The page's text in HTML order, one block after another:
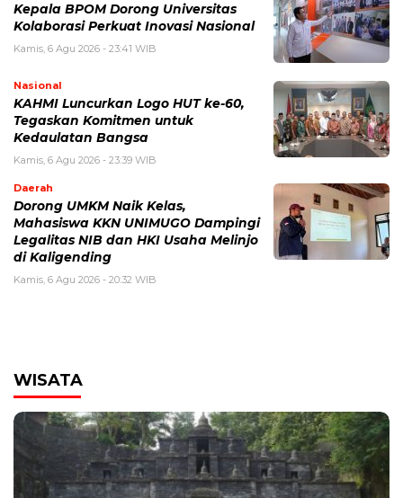
Kepala BPOM Dorong Universitas
Kolaborasi Perkuat Inovasi Nasional
Kamis, 6 Agu 2026 - 23:41 WIB
Nasional
KAHMI Luncurkan Logo HUT ke-60,
Tegaskan Komitmen untuk
Kedaulatan Bangsa
Kamis, 6 Agu 2026 - 23:39 WIB
Daerah
Dorong UMKM Naik Kelas,
Mahasiswa KKN UNIMUGO Dampingi
Legalitas NIB dan HKI Usaha Melinjo
di Kaligending
Kamis, 6 Agu 2026 - 20:32 WIB
WISATA